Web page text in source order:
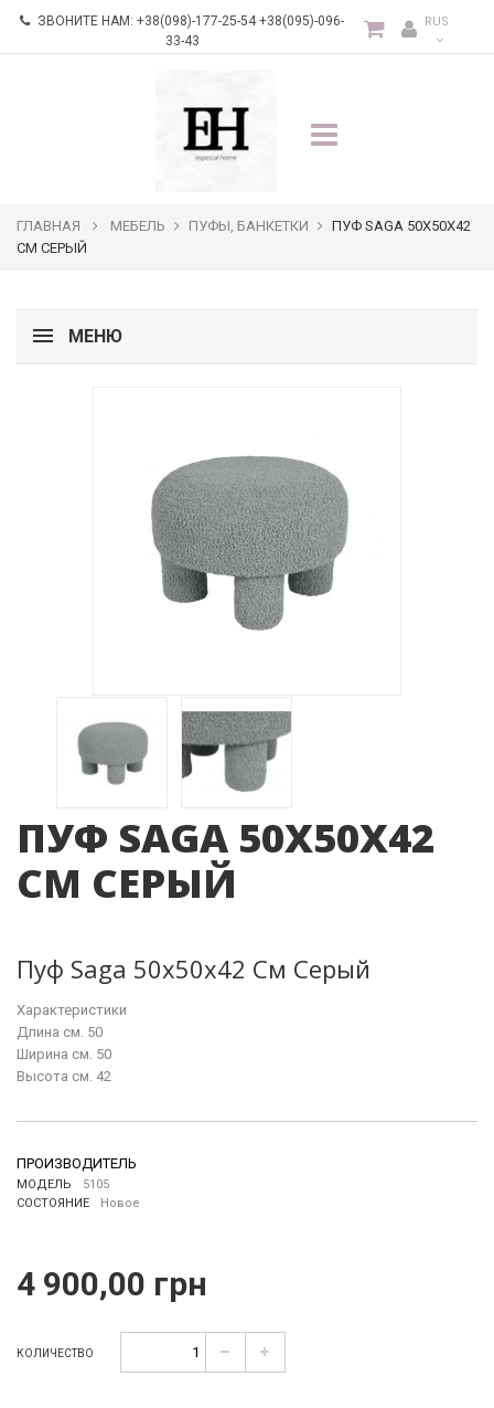
ЗВОНИТЕ НАМ:+38(098)-177-25-54 +38(095)-096-
33-43
RUS
ГЛАВНАЯ МЕБЕЛЬ ПУФЫ, БАНКЕТКИ
ПУФ SAGA 50Х50Х42
СМ СЕРЫЙ
МЕНЮ
ПУФ SAGA 50Х50Х42
СМ СЕРЫЙ
Пуф Saga 50х50х42 См Серый
Характеристики
Длина см. 50
Ширина см. 50
Высота см. 42
ПРОИЗВОДИТЕЛЬ
МОДЕЛЬ
5105
СОСТОЯНИЕ
Новое
4 900,00 грн
КОЛИЧЕСТВО